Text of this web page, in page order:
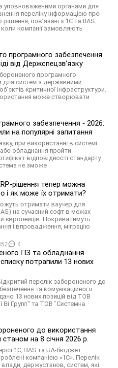
уповноваженими органами для
переліку інформацією про
рішення, пов’язані з 1С та BAS.
компанії замовляють
програмного забезпечення
від Держспецзвʼязку
програмного
для систем з державними
критичної інфраструктури.
може створювати
забезпечення - 2026:
на популярні запитання
при використанні в системі
обладнання пройти
відповідності стандарту
не зможе
рішення тепер можна
і як може їх отримати?
отримати ваучер для
на сучасний софт в межах
європейців. Покриватимуть
і впровадження, міграцію
4
ПЗ та обладнання
потрапили 13 нових
перелік забороненого до
та комунікаційного
13 нових позицій від ТОВ
Ві Групп" та ТОВ "Системна
до використання
на 8 січня 2026 р.
1С, BAS та UA-бюджет —
компанією «1С». Перелік
держустанов, систем, які